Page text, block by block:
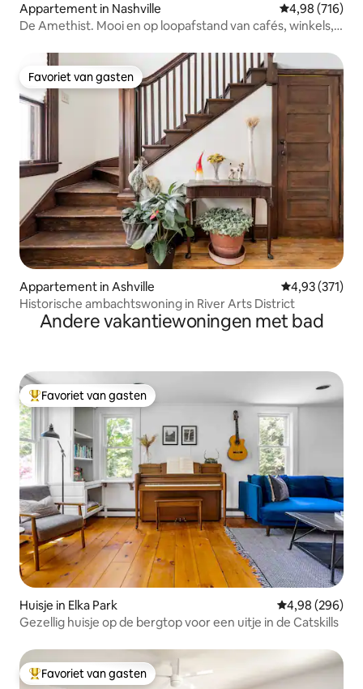
Appartement in Nashville Gemiddelde
4,98 (716)
De Amethist. Mooi en op loopafstand van cafés, winkels,
Favoriet van gasten
Favoriet van gasten
Appartement in Ashville Gemiddelde
4,93 (371)
Historische ambachtswoning in River Arts District
Andere vakantiewoningen met bad
Topfavoriet van gasten
Favoriet van gasten
Huisje in Elka Park Gemiddelde
4,98 (296)
Gezellig huisje op de bergtop voor een uitje in de Catskills
Topfavoriet van gasten
Favoriet van gasten